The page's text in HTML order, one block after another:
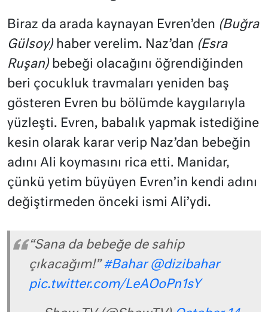
Biraz da arada kaynayan Evren’den (Buğra
Gülsoy) haber verelim. Naz’dan (Esra
Ruşan) bebeği olacağını öğrendiğinden
beri çocukluk travmaları yeniden baş
gösteren Evren bu bölümde kaygılarıyla
yüzleşti. Evren, babalık yapmak istediğine
kesin olarak karar verip Naz’dan bebeğin
adını Ali koymasını rica etti. Manidar,
çünkü yetim büyüyen Evren’in kendi adını
değiştirmeden önceki ismi Ali’ydi.
“Sana da bebeğe de sahip
çıkacağım!”#Bahar @dizibahar
pic.twitter.com/LeAOoPn1sY